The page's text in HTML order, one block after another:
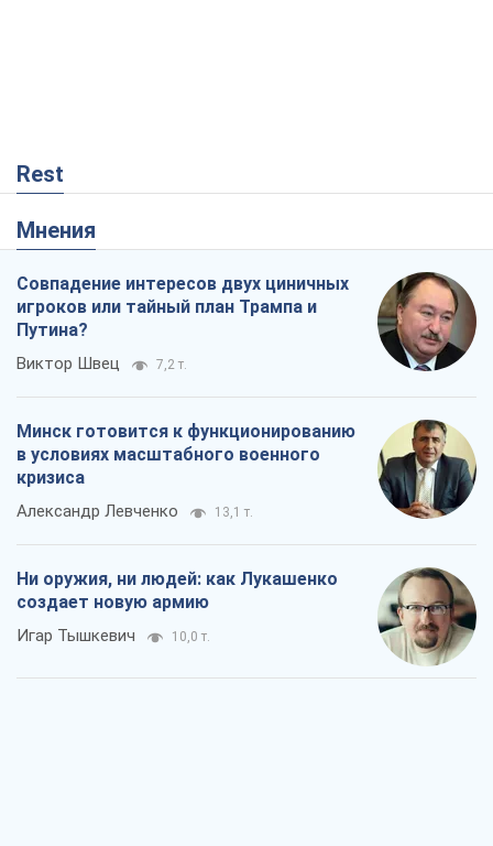
Rest
Мнения
Совпадение интересов двух циничных
игроков или тайный план Трампа и
Путина?
Виктор Швец 7,2 т.
Минск готовится к функционированию
в условиях масштабного военного
кризиса
Александр Левченко 13,1 т.
Ни оружия, ни людей: как Лукашенко
создает новую армию
Игар Тышкевич 10,0 т.